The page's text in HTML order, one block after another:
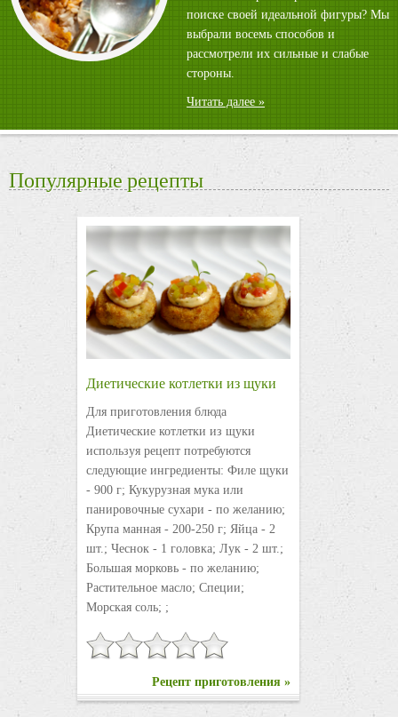
поиске своей идеальной фигуры? Мы
выбрали восемь способов и
рассмотрели их сильные и слабые
стороны.
Читать далее »
Популярные рецепты
Диетические котлетки из щуки
Для приготовления блюда
Диетические котлетки из щуки
используя рецепт потребуются
следующие ингредиенты: Филе щуки
- 900 г; Кукурузная мука или
панировочные сухари - по желанию;
Крупа манная - 200-250 г; Яйца - 2
шт.; Чеснок - 1 головка; Лук - 2 шт.;
Большая морковь - по желанию;
Растительное масло; Специи;
Морская соль; ;
Рецепт приготовления »